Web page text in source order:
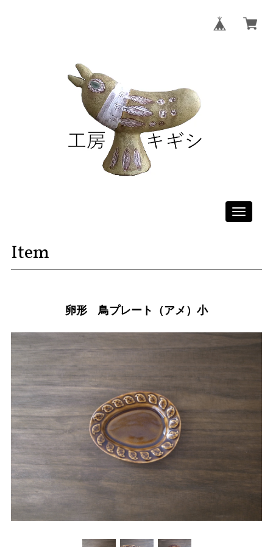
Toggle
Item
卵形 鳥プレート（アメ）小